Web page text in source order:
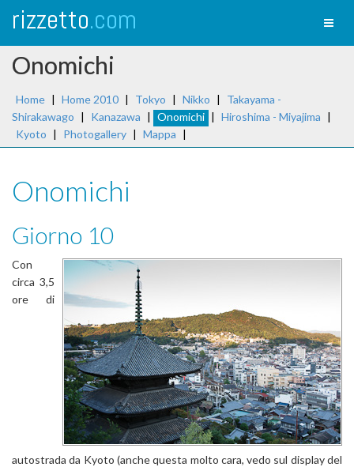
rizzetto.com
Onomichi
Home | Home 2010 | Tokyo | Nikko |
Takayama -
Shirakawago | Kanazawa | Onomichi | Hiroshima - Miyajima |
Kyoto | Photogallery | Mappa |
Onomichi
Giorno 10
Con
circa 3,5
ore di
autostrada da Kyoto (anche questa molto cara, vedo sul display del